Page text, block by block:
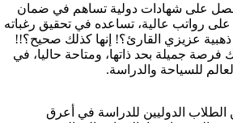
على شهادات دولية تساهم في ضمان
رواتب عالية، تساعده في تحقيق رغباته
عزيزي القارئ؟! إنها كذلك صحيح؟!!
فرصة جميلة بحد ذاتها، ومتاحة حاليا، في
للسياحة والدراسة.
الطلاب الدوليين للدراسة في أعرق